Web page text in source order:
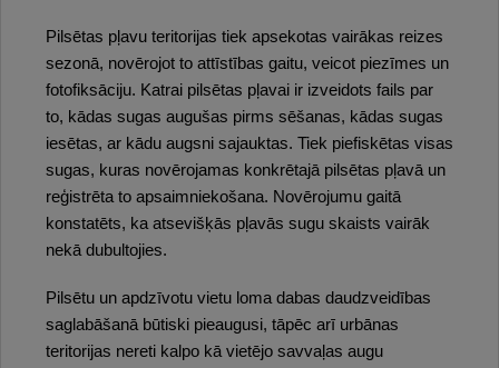
Pilsētas pļavu teritorijas tiek apsekotas vairākas reizes
sezonā, novērojot to attīstības gaitu, veicot piezīmes un
fotofiksāciju. Katrai pilsētas pļavai ir izveidots fails par
to, kādas sugas augušas pirms sēšanas, kādas sugas
iesētas, ar kādu augsni sajauktas. Tiek piefiskētas visas
sugas, kuras novērojamas konkrētajā pilsētas pļavā un
reģistrēta to apsaimniekošana. Novērojumu gaitā
konstatēts, ka atsevišķās pļavās sugu skaists vairāk
nekā dubultojies.
Pilsētu un apdzīvotu vietu loma dabas daudzveidības
saglabāšanā būtiski pieaugusi, tāpēc arī urbānas
teritorijas nereti kalpo kā vietējo savvaļas augu